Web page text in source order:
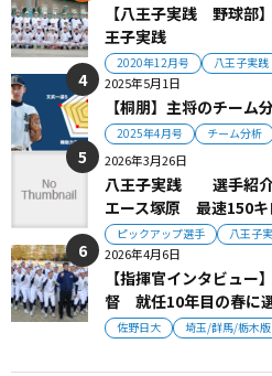
【八王子実践 野球部
王子実践
2020年12月号 八王子実践
2025年5月1日
【桐朋】主将のチーム
2025年4月号 チーム分析
2026年3月26日
八王子実践 選手紹介
エース塚原 最速150キ
ピックアップ選手 八王子
2026年4月6日
【指揮官インタビュー
督 就任10年目の春に
佐野日大 埼玉/群馬/栃木版